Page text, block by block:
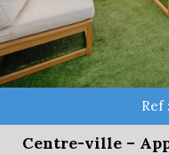
Ref
Centre-ville –